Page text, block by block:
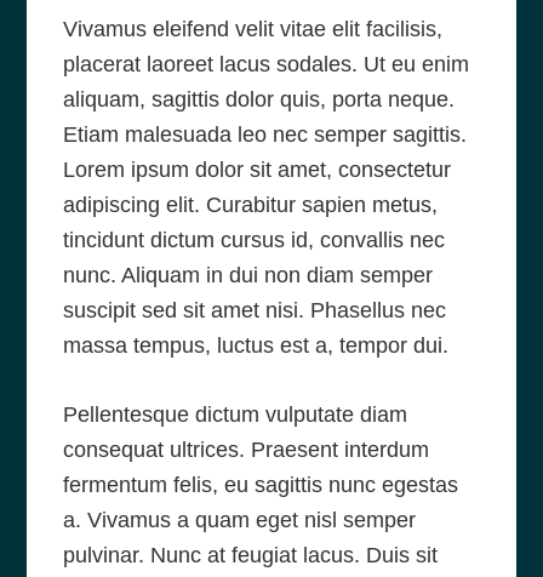
Vivamus eleifend velit vitae elit facilisis,
placerat laoreet lacus sodales. Ut eu enim
aliquam, sagittis dolor quis, porta neque.
Etiam malesuada leo nec semper sagittis.
Lorem ipsum dolor sit amet, consectetur
adipiscing elit. Curabitur sapien metus,
tincidunt dictum cursus id, convallis nec
nunc. Aliquam in dui non diam semper
suscipit sed sit amet nisi. Phasellus nec
massa tempus, luctus est a, tempor dui.
Pellentesque dictum vulputate diam
consequat ultrices. Praesent interdum
fermentum felis, eu sagittis nunc egestas
a. Vivamus a quam eget nisl semper
pulvinar. Nunc at feugiat lacus. Duis sit